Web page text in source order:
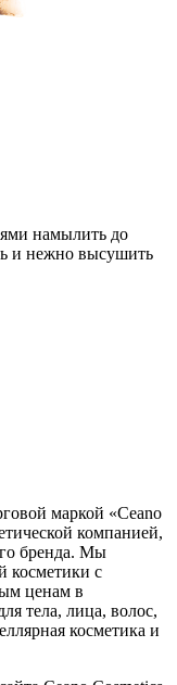
намылить до
и нежно высушить
маркой «Ceano
компанией,
бренда. Мы
косметики с
ценам в
тела, лица, волос,
косметика и